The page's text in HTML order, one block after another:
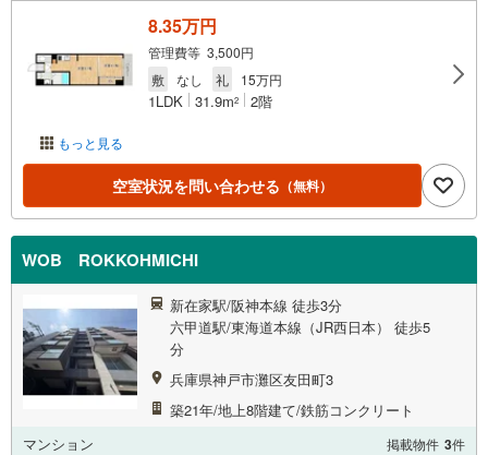
もっと見る
8.35万円
管理費等 3,500円
敷
なし 礼 15万円
1LDK 31.9m2 2階
空室状況を問い合わせる （無料）
WOB ROKKOHMICHI
新在家駅/阪神本線 徒歩3分
六甲道駅/東海道本線（JR西日本） 徒歩5
分
兵庫県神戸市灘区友田町3
築21年/地上8階建て/鉄筋コンクリート
マンション
掲載物件 3件